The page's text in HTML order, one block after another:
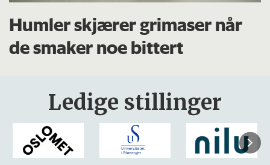
Humler skjærer grimaser når
de smaker noe bittert
Ledige stillinger